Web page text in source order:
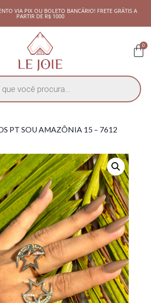
VIA PIX OU BOLETO BANCÁRIO! FRETE GRÁTIS A
PARTIR DE R$ 1000
0
PT SOU AMAZÔNIA 15 – 7612